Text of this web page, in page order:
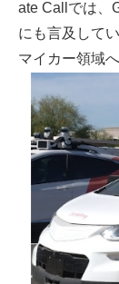
ate Callでは、
にも言及して
マイカー領域